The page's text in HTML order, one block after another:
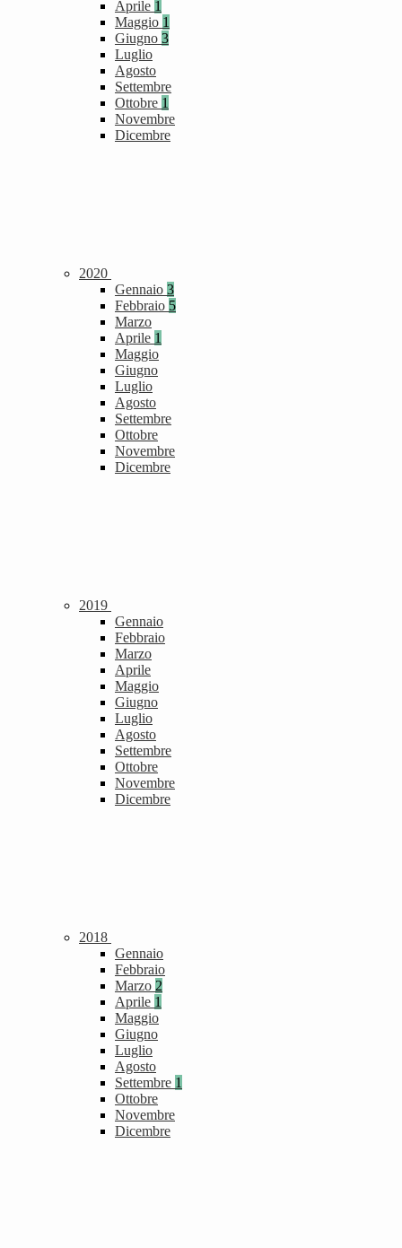
Aprile 1
Maggio 1
Giugno 3
Luglio
Agosto
Settembre
Ottobre 1
Novembre
Dicembre
2020
Gennaio 3
Febbraio 5
Marzo
Aprile 1
Maggio
Giugno
Luglio
Agosto
Settembre
Ottobre
Novembre
Dicembre
2019
Gennaio
Febbraio
Marzo
Aprile
Maggio
Giugno
Luglio
Agosto
Settembre
Ottobre
Novembre
Dicembre
2018
Gennaio
Febbraio
Marzo 2
Aprile 1
Maggio
Giugno
Luglio
Agosto
Settembre 1
Ottobre
Novembre
Dicembre